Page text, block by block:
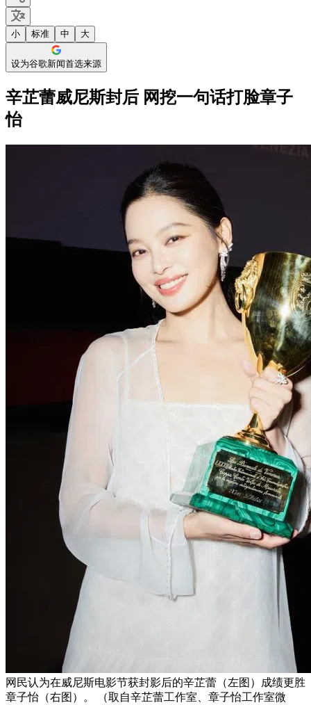
小 标准 中 大
设为谷歌新闻首选来源
辛芷蕾威尼斯封后 网挖一句话打脸章子
怡
网民认为在威尼斯电影节获封影后的辛芷蕾（左图）成绩更胜
章子怡（右图）。 （取自辛芷蕾工作室、章子怡工作室微